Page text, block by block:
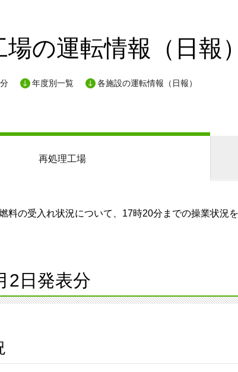
の運転情報（日報）
年度別一覧 各施設の運転情報（日報）
再処理工場
料の受入れ状況について、17時20分までの操業状況
2日発表分